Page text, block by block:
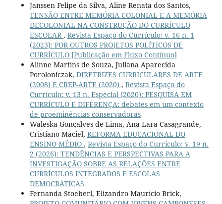
Janssen Felipe da Silva, Aline Renata dos Santos,
TENSÃO ENTRE MEMÓRIA COLONIAL E A MEMÓRIA
DECOLONIAL NA CONSTRUÇÃO DO CURRÍCULO
ESCOLAR, Revista Espaço do Currículo: v. 16 n. 1
(2023): POR OUTROS PROJETOS POLÍTICOS DE
CURRÍCULO [Publicação em Fluxo Contínuo]
Alinne Martins de Souza, Juliana Aparecida
Poroloniczak, DIRETRIZES CURRICULARES DE ARTE
(2008) E CREP-ARTE (2020) , Revista Espaço do
Currículo: v. 13 n. Especial (2020): PESQUISA EM
CURRÍCULO E DIFERENÇA: debates em um contexto
de proeminências conservadoras
Waleska Gonçalves de Lima, Ana Lara Casagrande,
Cristiano Maciel, REFORMA EDUCACIONAL DO
ENSINO MÉDIO , Revista Espaço do Currículo: v. 19 n.
2 (2026): TENDÊNCIAS E PERSPECTIVAS PARA A
INVESTIGAÇÃO SOBRE AS RELAÇÕES ENTRE
CURRÍCULOS INTEGRADOS E ESCOLAS
DEMOCRÁTICAS
Fernanda Stoeberl, Elizandro Maurício Brick,